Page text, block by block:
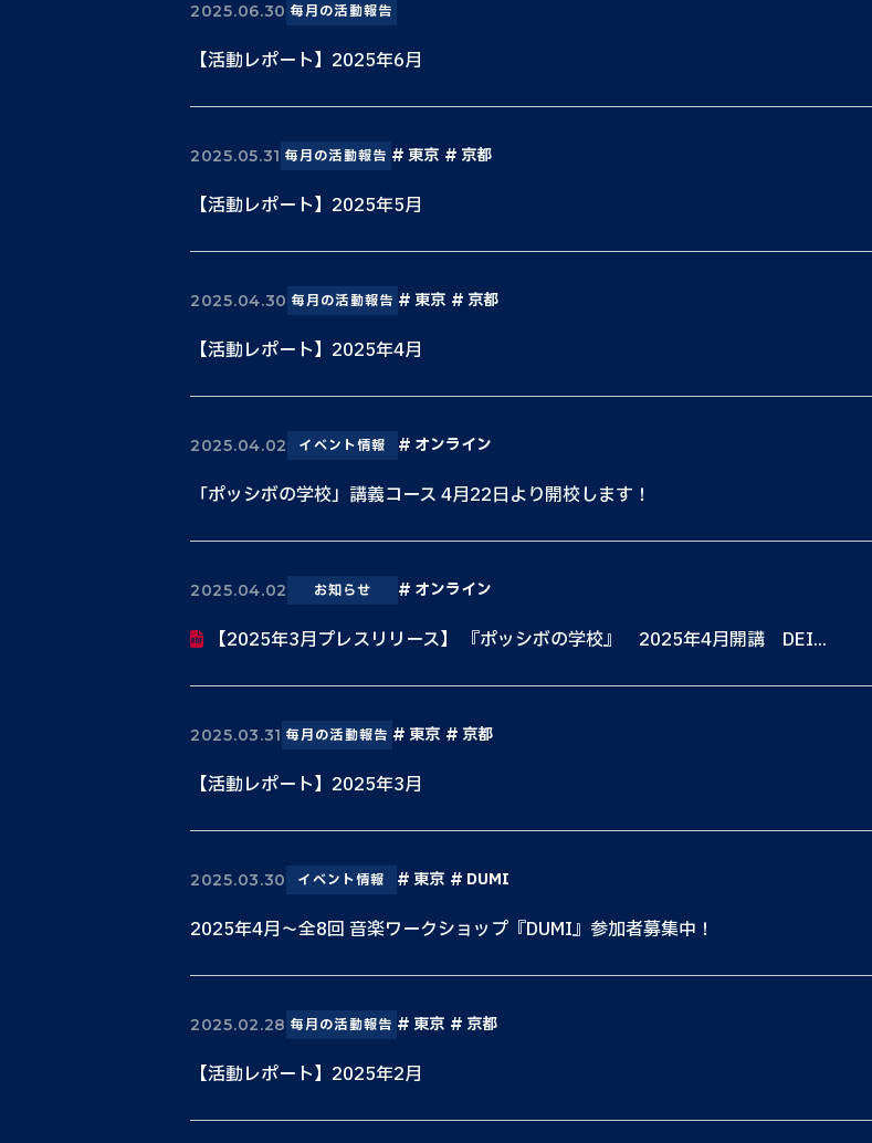
2025.06.30 毎月の活動報告
【活動レポート】2025年6月
2025.05.31 毎月の活動報告 東京 京都
【活動レポート】2025年5月
2025.04.30 毎月の活動報告 東京 京都
【活動レポート】2025年4月
2025.04.02 イベント情報 オンライン
「ポッシボの学校」講義コース 4月22日より開校します！
2025.04.02 お知らせ オンライン
【2025年3月プレスリリース】 『ポッシボの学校』 2025年4月開講 DEI...
2025.03.31 毎月の活動報告 東京 京都
【活動レポート】2025年3月
2025.03.30 イベント情報 東京 DUMI
2025年4月〜全8回 音楽ワークショップ『DUMI』参加者募集中！
2025.02.28 毎月の活動報告 東京 京都
【活動レポート】2025年2月